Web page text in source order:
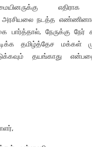
எதிராக
நடத்த
பார்த்தால், நேருக்கு
தமிழ்த்தேச
தயங்காது